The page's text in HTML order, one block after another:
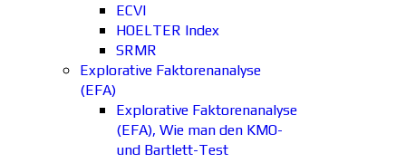
ECVI
HOELTER Index
SRMR
Explorative Faktorenanalyse
(EFA)
Explorative Faktorenanalyse
(EFA), Wie man den KMO-
und Bartlett-Test